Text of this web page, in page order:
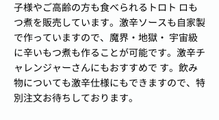
子様やご高齢の方も食べられるトロト ロも
つ煮を販売しています。激辛ソースも自家製
で作っていますので、魔界・地獄・ 宇宙級
に辛いもつ煮も作ることが可能です。激辛チ
ャレンジャーさんにもおすすめで す。飲み
物についても激辛仕様にもできますので、特
別注文お待ちしております。